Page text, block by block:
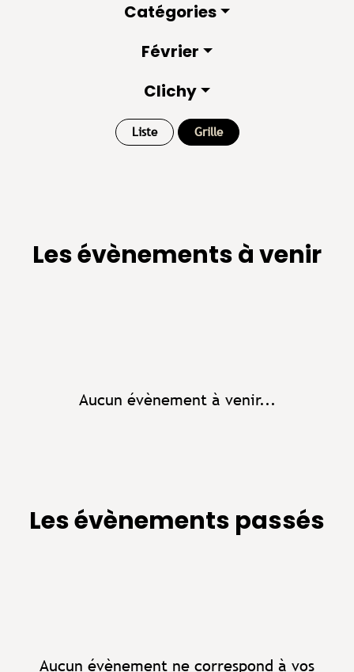
Catégories
Février
Clichy
Liste Grille
Les évènements à venir
Aucun évènement à venir...
Les évènements passés
Aucun évènement ne correspond à vos